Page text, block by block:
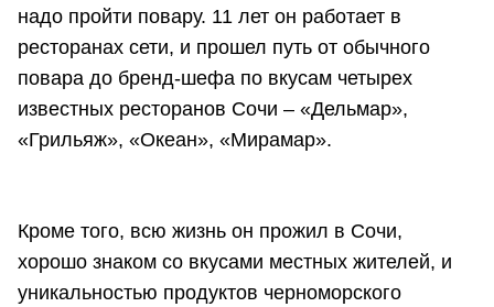
надо пройти повару. 11 лет он работает в
ресторанах сети, и прошел путь от обычного
повара до бренд-шефа по вкусам четырех
известных ресторанов Сочи – «Дельмар»,
«Грильяж», «Океан», «Мирамар».
Кроме того, всю жизнь он прожил в Сочи,
хорошо знаком со вкусами местных жителей, и
уникальностью продуктов черноморского